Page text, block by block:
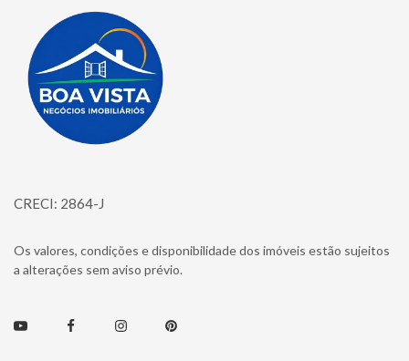
Página inicial
CRECI: 2864-J
Os valores, condições e disponibilidade dos imóveis estão sujeitos
a alterações sem aviso prévio.
Youtube FacebookInstagramPinterest